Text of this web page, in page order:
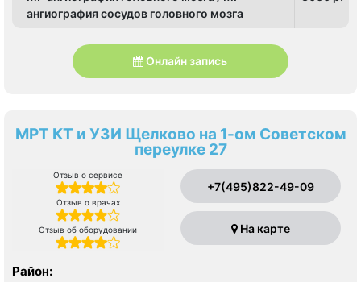
ангиография сосудов головного мозга
Онлайн запись
МРТ КТ и УЗИ Щелково на 1-ом Советском
переулке 27
Отзыв о сервисе
Отзыв о врачах
Отзыв об оборудовании
+7(495)822-49-09
На карте
Район: